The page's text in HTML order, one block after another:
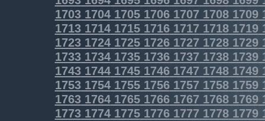
17031704170517061707 17081709
1713171417151716171717181719
17231724172517261727 17281729
17331734173517361737 17381739
17431744174517461747 17481749
17531754175517561757 17581759
17631764176517661767 17681769
17731774177517761777 17781779